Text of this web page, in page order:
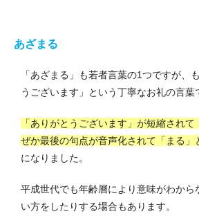
あざまる
「あざまる」も若者言葉の1つですが、
うございます」という丁寧なお礼の言葉
「ありがとうございます」が短縮され
ぜか最後の句点が音声化されて「まる」
になりました。
平成世代でも年齢層により意味がわから
い方をしたりする場合もあります。